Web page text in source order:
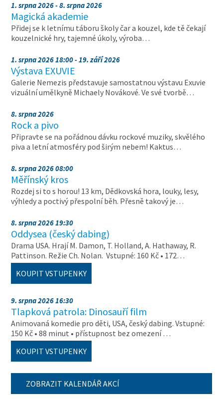
1. srpna 2026 - 8. srpna 2026
Magická akademie
Přidej se k letnímu táboru školy čar a kouzel, kde tě čekají
kouzelnické hry, tajemné úkoly, výroba…
1. srpna 2026 18:00 - 19. září 2026
Výstava EXUVIE
Galerie Nemezis představuje samostatnou výstavu Exuvie
vizuální umělkyně Michaely Novákové. Ve své tvorbě…
8. srpna 2026
Rock a pivo
Připravte se na pořádnou dávku rockové muziky, skvělého
piva a letní atmosféry pod širým nebem! Kaktus…
8. srpna 2026 08:00
Měřínský kros
Rozdej si to s horou! 13 km, Dědkovská hora, louky, lesy,
výhledy a poctivý přespolní běh. Přesně takový je…
8. srpna 2026 19:30
Oddysea (český dabing)
Drama USA. Hrají M. Damon, T. Holland, A. Hathaway, R.
Pattinson. Režie Ch. Nolan. Vstupné: 160 Kč • 172…
KOUPIT VSTUPENKY
9. srpna 2026 16:30
Tlapková patrola: Dinosauří film
Animovaná komedie pro děti, USA, český dabing. Vstupné:
150 Kč • 88 minut • přístupnost bez omezení …
KOUPIT VSTUPENKY
ZOBRAZIT KALENDÁŘ AKCÍ